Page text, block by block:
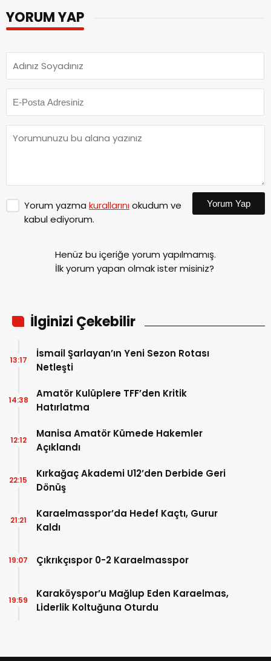
YORUM YAP
Yorum yazma kurallarınıokudum ve
kabul ediyorum.
Yorum Yap
Henüz bu içeriğe yorum yapılmamış.
İlk yorum yapan olmak ister misiniz?
İlginizi Çekebilir
İsmail Şarlayan’ın Yeni Sezon Rotası
Netleşti
13:17
Amatör Kulüplere TFF’den Kritik
Hatırlatma
14:38
Manisa Amatör Kümede Hakemler
Açıklandı
12:12
Kırkağaç Akademi U12’den Derbide Geri
Dönüş
22:15
Karaelmasspor’da Hedef Kaçtı, Gurur
Kaldı
21:21
Çıkrıkçıspor 0-2 Karaelmasspor
19:07
Karaköyspor’u Mağlup Eden Karaelmas,
Liderlik Koltuğuna Oturdu
19:59